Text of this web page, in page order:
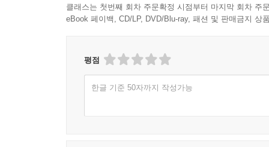
클래스는 첫번째 회차 주문확정 시점부터 마지막 회차 주
eBook 페이백, CD/LP, DVD/Blu-ray, 패션 및 판매금지 상
평점
한글 기준 50자까지 작성가능